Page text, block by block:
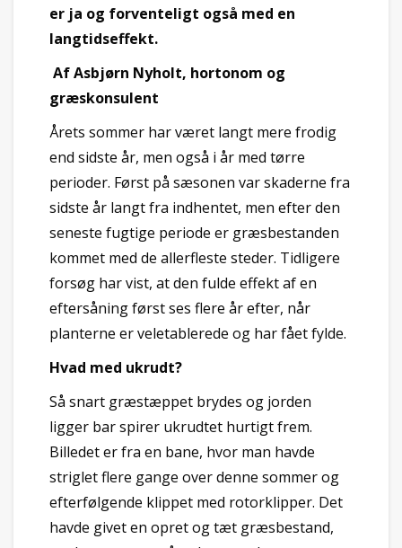
er ja og forventeligt også med en
langtidseffekt.
Af Asbjørn Nyholt, hortonom og
græskonsulent
Årets sommer har været langt mere frodig
end sidste år, men også i år med tørre
perioder. Først på sæsonen var skaderne fra
sidste år langt fra indhentet, men efter den
seneste fugtige periode er græsbestanden
kommet med de allerfleste steder. Tidligere
forsøg har vist, at den fulde effekt af en
eftersåning først ses flere år efter, når
planterne er veletablerede og har fået fylde.
Hvad med ukrudt?
Så snart græstæppet brydes og jorden
ligger bar spirer ukrudtet hurtigt frem.
Billedet er fra en bane, hvor man havde
striglet flere gange over denne sommer og
efterfølgende klippet med rotorklipper. Det
havde givet en opret og tæt græsbestand,